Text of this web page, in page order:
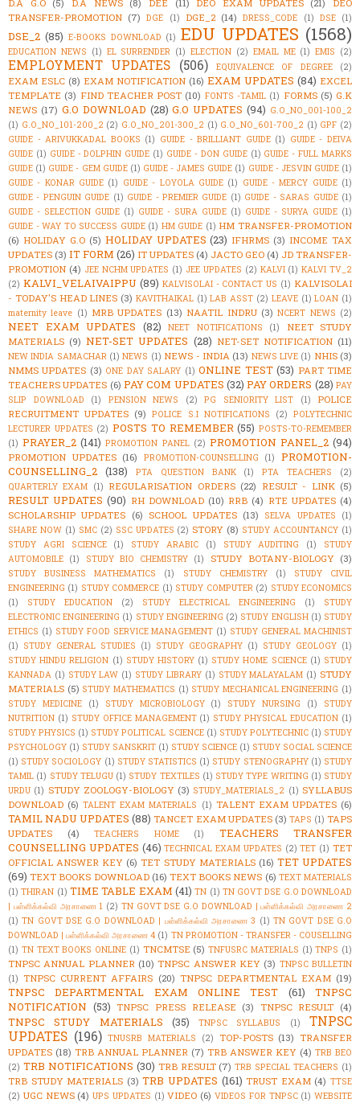
D.A G.O (5) D.A NEWS (8) DEE (11) DEO EXAM UPDATES (21)
DEO
TRANSFER-PROMOTION (7) DGE (1) DGE_2 (14) DRESS_CODE (1) DSE (1)
DSE_2 (85) E-BOOKS DOWNLOAD (1) EDU UPDATES (1568)
EDUCATION NEWS (1) EL SURRENDER (1) ELECTION (2) EMAIL ME (1) EMIS (2)
EMPLOYMENT UPDATES (506) EQUIVALENCE OF DEGREE (2)
EXAM ESLC (8) EXAM NOTIFICATION (16) EXAM UPDATES (84) EXCEL
TEMPLATE (3) FIND TEACHER POST (10) FONTS -TAMIL (1) FORMS (5) G.K
NEWS (17) G.O DOWNLOAD (28) G.O UPDATES (94) G.O_NO_001-100_2
(1) G.O_NO_101-200_2 (2) G.O_NO_201-300_2 (1) G.O_NO_601-700_2 (1) GPF (2)
GUIDE - ARIVUKKADAL BOOKS (1) GUIDE - BRILLIANT GUIDE (1) GUIDE - DEIVA
GUIDE (1) GUIDE - DOLPHIN GUIDE (1) GUIDE - DON GUIDE (1) GUIDE - FULL MARKS
GUIDE (1) GUIDE - GEM GUIDE (1) GUIDE - JAMES GUIDE (1) GUIDE - JESVIN GUIDE (1)
GUIDE - KONAR GUIDE (1) GUIDE - LOYOLA GUIDE (1) GUIDE - MERCY GUIDE (1)
GUIDE - PENGUIN GUIDE (1) GUIDE - PREMIER GUIDE (1) GUIDE - SARAS GUIDE (1)
GUIDE - SELECTION GUIDE (1) GUIDE - SURA GUIDE (1) GUIDE - SURYA GUIDE (1)
GUIDE - WAY TO SUCCESS GUIDE (1) HM GUIDE (1) HM TRANSFER-PROMOTION
(6) HOLIDAY G.O (5) HOLIDAY UPDATES (23) IFHRMS (3) INCOME TAX
UPDATES (3) IT FORM (26) IT UPDATES (4) JACTO GEO (4) JD TRANSFER-
PROMOTION (4) JEE NCHM UPDATES (1) JEE UPDATES (2) KALVI (1) KALVI TV_2
(2) KALVI_VELAIVAIPPU (89) KALVISOLAI - CONTACT US (1) KALVISOLAI
- TODAY'S HEAD LINES (3) KAVITHAIKAL (1) LAB ASST (2) LEAVE (1) LOAN (1)
maternity leave (1) MRB UPDATES (13) NAATIL INDRU (3) NCERT NEWS (2)
NEET EXAM UPDATES (82) NEET NOTIFICATIONS (1)
NEET STUDY
MATERIALS (9) NET-SET UPDATES (28) NET-SET NOTIFICATION (11)
NEW INDIA SAMACHAR (1) NEWS (1) NEWS - INDIA (13) NEWS LIVE (1) NHIS (3)
NMMS UPDATES (3) ONE DAY SALARY (1) ONLINE TEST (53) PART TIME
TEACHERS UPDATES (6) PAY COM UPDATES (32) PAY ORDERS (28) PAY
SLIP DOWNLOAD
(1) PENSION NEWS (2) PG SENIORITY LIST (1)
POLICE
RECRUITMENT UPDATES (9) POLICE S.I NOTIFICATIONS (2) POLYTECHNIC
LECTURER UPDATES (2) POSTS TO REMEMBER (55) POSTS-TO-REMEMBER
(1) PRAYER_2 (141) PROMOTION PANEL (2) PROMOTION PANEL_2 (94)
PROMOTION UPDATES (16) PROMOTION-COUNSELLING (1)
PROMOTION-
COUNSELLING_2 (138) PTA QUESTION BANK (1) PTA TEACHERS
(2)
QUARTERLY EXAM (1) REGULARISATION ORDERS (22) RESULT - LINK (5)
RESULT UPDATES (90) RH DOWNLOAD (10) RRB (4) RTE UPDATES (4)
SCHOLARSHIP UPDATES (6) SCHOOL UPDATES (13) SELVA UPDATES
(1)
SHARE NOW (1) SMC (2) SSC UPDATES (2) STORY (8) STUDY ACCOUNTANCY (1)
STUDY AGRI SCIENCE
(1) STUDY ARABIC (1) STUDY AUDITING (1)
STUDY
AUTOMOBILE (1) STUDY BIO CHEMISTRY (1) STUDY BOTANY-BIOLOGY (3)
STUDY BUSINESS MATHEMATICS (1) STUDY CHEMISTRY (1)
STUDY CIVIL
ENGINEERING (1) STUDY COMMERCE (1) STUDY COMPUTER (2) STUDY ECONOMICS
(1)
STUDY EDUCATION (2) STUDY ELECTRICAL ENGINEERING (1)
STUDY
ELECTRONIC ENGINEERING (1) STUDY ENGINEERING (2) STUDY ENGLISH (1) STUDY
ETHICS (1) STUDY FOOD SERVICE MANAGEMENT (1) STUDY GENERAL MACHINIST
(1) STUDY GENERAL STUDIES (1) STUDY GEOGRAPHY (1) STUDY GEOLOGY (1)
STUDY HINDU RELIGION (1) STUDY HISTORY (1) STUDY HOME SCIENCE (1) STUDY
KANNADA (1) STUDY LAW (1) STUDY LIBRARY (1) STUDY MALAYALAM (1) STUDY
MATERIALS (5) STUDY MATHEMATICS (1) STUDY MECHANICAL ENGINEERING (1)
STUDY MEDICINE
(1) STUDY MICROBIOLOGY (1) STUDY NURSING (1)
STUDY
NUTRITION (1) STUDY OFFICE MANAGEMENT (1) STUDY PHYSICAL EDUCATION (1)
STUDY PHYSICS (1) STUDY POLITICAL SCIENCE (1) STUDY POLYTECHNIC (1) STUDY
PSYCHOLOGY (1) STUDY SANSKRIT (1) STUDY SCIENCE (1) STUDY SOCIAL SCIENCE
(1) STUDY SOCIOLOGY (1) STUDY STATISTICS (1) STUDY STENOGRAPHY (1) STUDY
TAMIL (1) STUDY TELUGU (1) STUDY TEXTILES (1) STUDY TYPE WRITING (1) STUDY
URDU (1) STUDY ZOOLOGY-BIOLOGY (3) STUDY_MATERIALS_2 (1) SYLLABUS
DOWNLOAD (6) TALENT EXAM MATERIALS (1) TALENT EXAM UPDATES (6)
TAMIL NADU UPDATES (88) TANCET EXAM UPDATES (3) TAPS (1) TAPS
UPDATES
(4) TEACHERS HOME (1)
TEACHERS TRANSFER
COUNSELLING UPDATES (46) TECHNICAL EXAM UPDATES (2) TET (1) TET
OFFICIAL ANSWER KEY (6) TET STUDY MATERIALS (16) TET UPDATES
(69) TEXT BOOKS DOWNLOAD (16) TEXT BOOKS NEWS (6) TEXT MATERIALS
(1) THIRAN (1) TIME TABLE EXAM (41) TN (1) TN GOVT DSE G.O DOWNLOAD
| பள்ளிக்கல்வி அரசாணை 1 (2) TN GOVT DSE G.O DOWNLOAD | பள்ளிக்கல்வி அரசாணை 2
(1) TN GOVT DSE G.O DOWNLOAD | பள்ளிக்கல்வி அரசாணை 3 (1) TN GOVT DSE G.O
DOWNLOAD | பள்ளிக்கல்வி அரசாணை 4 (1) TN PROMOTION - TRANSFER - COUSELLING
(1) TN TEXT BOOKS ONLINE (1) TNCMTSE (5) TNFUSRC MATERIALS (1) TNPS (1)
TNPSC ANNUAL PLANNER (10) TNPSC ANSWER KEY (3) TNPSC BULLETIN
(1) TNPSC CURRENT AFFAIRS (20) TNPSC DEPARTMENTAL EXAM (19)
TNPSC DEPARTMENTAL EXAM ONLINE TEST (61)
TNPSC
NOTIFICATION (53) TNPSC PRESS RELEASE (3) TNPSC RESULT (4)
TNPSC STUDY MATERIALS (35) TNPSC SYLLABUS (1)
TNPSC
UPDATES (196) TNUSRB MATERIALS (2) TOP-POSTS (13) TRANSFER
UPDATES (18) TRB ANNUAL PLANNER (7) TRB ANSWER KEY (4) TRB BEO
(2) TRB NOTIFICATIONS (30) TRB RESULT (7) TRB SPECIAL TEACHERS (1)
TRB STUDY MATERIALS (3) TRB UPDATES (161) TRUST EXAM (4) TTSE
(2) UGC NEWS (4) UPS UPDATES (1) VIDEO (6) VIDEOS FOR TNPSC (1) WEBSITE